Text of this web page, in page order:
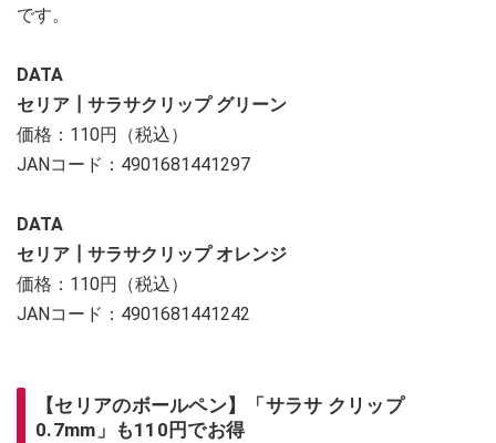
です。
DATA
セリア┃サラサクリップ グリーン
価格：110円（税込）
JANコード：4901681441297
DATA
セリア┃サラサクリップ オレンジ
価格：110円（税込）
JANコード：4901681441242
【セリアのボールペン】「サラサ クリップ
0.7mm」も110円でお得